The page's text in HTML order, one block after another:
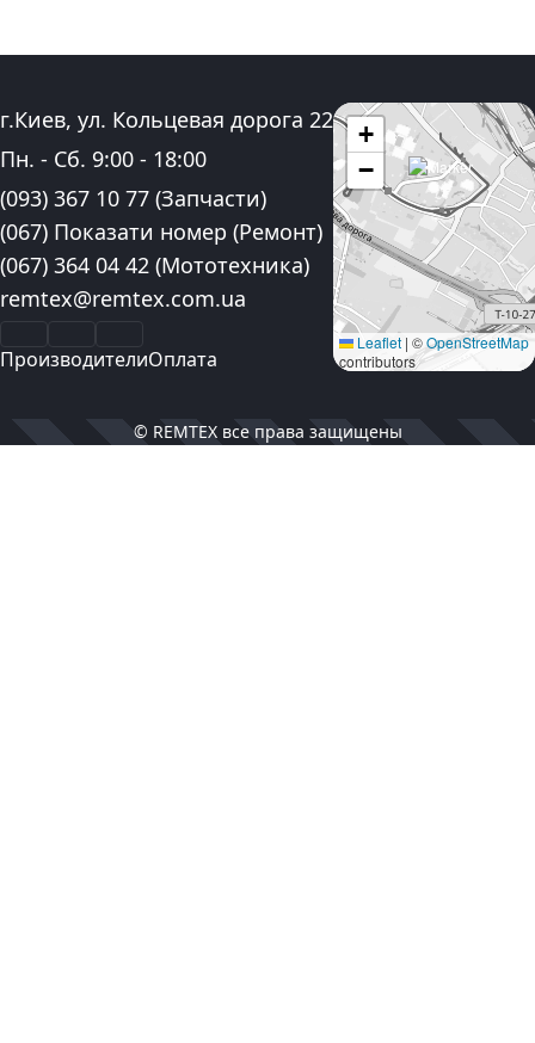
Адрес:
г.Киев, ул. Кольцевая дорога 22
График работы:
Пн. - Сб. 9:00 - 18:00
Контактные номера телефона:
(093) 367 10 77 (Запчасти)
(067) Показати номер (Ремонт)
(067) 364 04 42 (Мототехника)
Электронная почта:
remtex@remtex.com.ua
ПроизводителиОплата
+
−
Leaflet | ©OpenStreetMap
contributors
© REMTEX все права защищены